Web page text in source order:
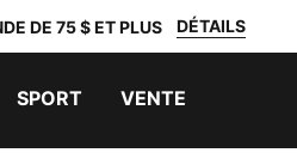
DE 75 $ ET PLUS DÉTAILS
SPORT VENTE